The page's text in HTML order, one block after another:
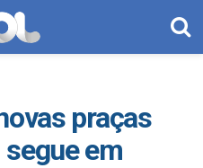
praças
em